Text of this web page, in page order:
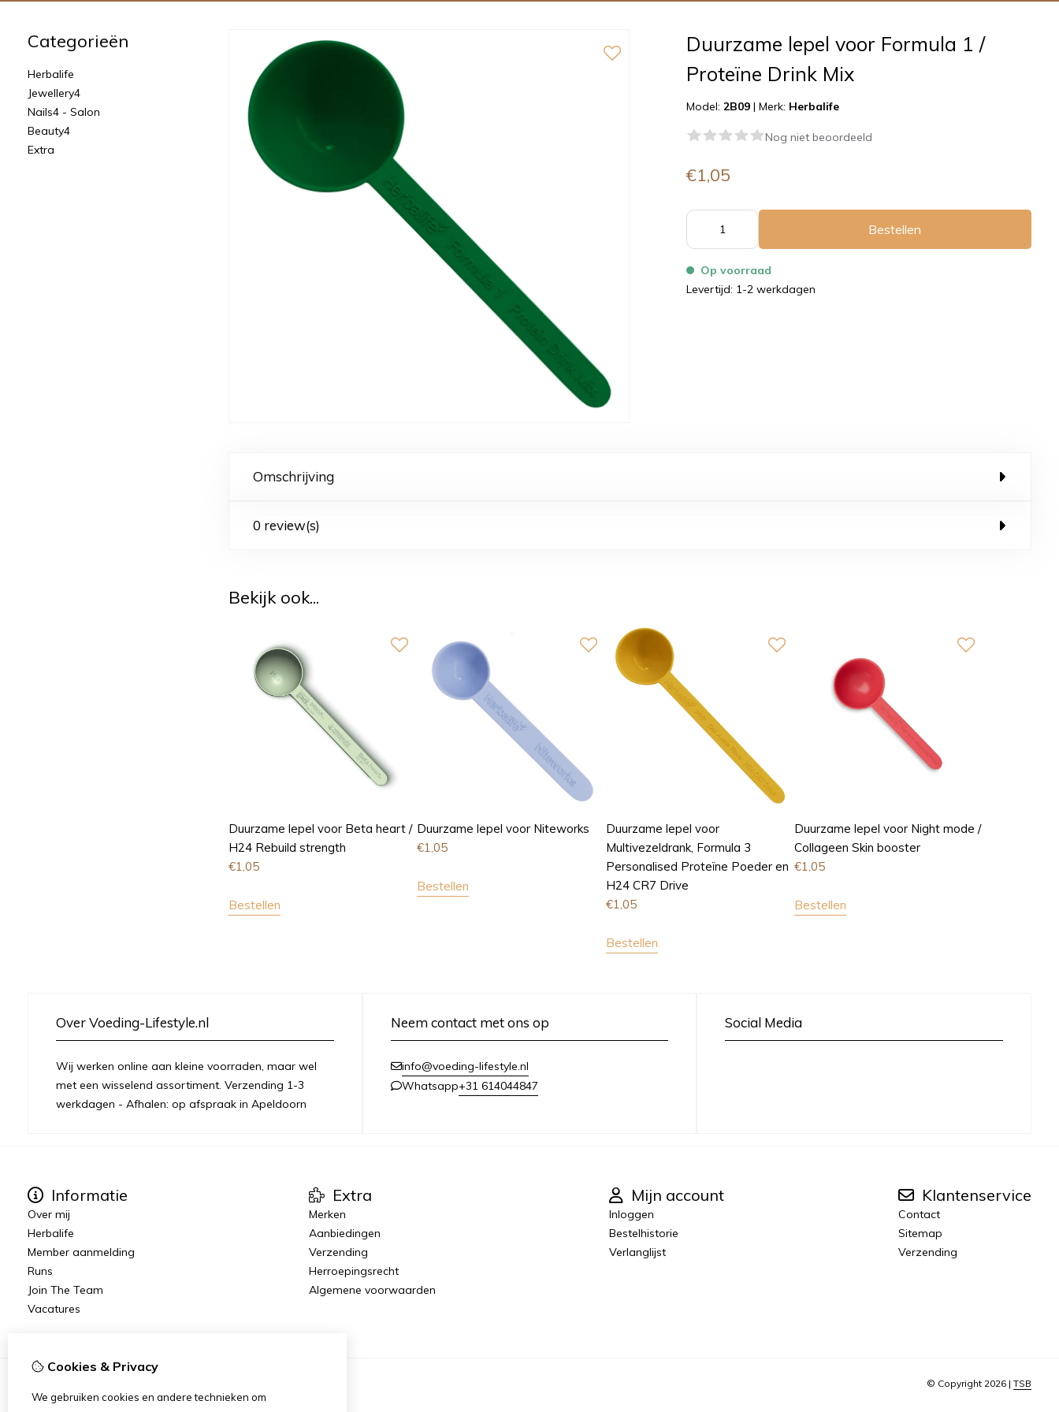
Categorieën
Herbalife
Jewellery4
Nails4 - Salon
Beauty4
Extra
Duurzame lepel voor Formula 1 /
Proteïne Drink Mix
Model: 2B09 | Merk: Herbalife
Nog niet beoordeeld
€1,05
Bestellen
Op voorraad
Levertijd: 1-2 werkdagen
Omschrijving
0 review(s)
Bekijk ook...
Duurzame lepel voor Beta heart /
H24 Rebuild strength
€1,05
Bestellen
Duurzame lepel voor Niteworks
€1,05
Bestellen
Duurzame lepel voor
Multivezeldrank, Formula 3
Personalised Proteïne Poeder en
H24 CR7 Drive
€1,05
Bestellen
Duurzame lepel voor Night mode /
Collageen Skin booster
€1,05
Bestellen
Over Voeding-Lifestyle.nl
Wij werken online aan kleine voorraden, maar wel
met een wisselend assortiment. Verzending 1-3
werkdagen - Afhalen: op afspraak in Apeldoorn
Neem contact met ons op
info@voeding-lifestyle.nl
Whatsapp+31 614044847
Social Media
Informatie
Over mij
Herbalife
Member aanmelding
Runs
Join The Team
Vacatures
Extra
Merken
Aanbiedingen
Verzending
Herroepingsrecht
Algemene voorwaarden
Mijn account
Inloggen
Bestelhistorie
Verlanglijst
Klantenservice
Contact
Sitemap
Verzending
© Copyright 2026 | TSB
Cookies & Privacy
We gebruiken cookies en andere technieken om